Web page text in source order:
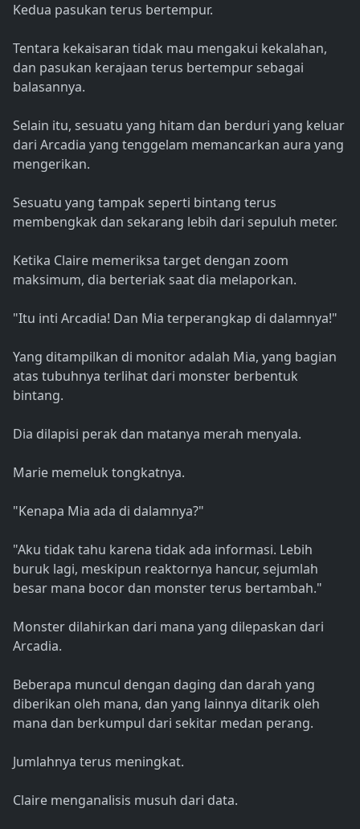
Kedua pasukan terus bertempur.
Tentara kekaisaran tidak mau mengakui kekalahan,
dan pasukan kerajaan terus bertempur sebagai
balasannya.
Selain itu, sesuatu yang hitam dan berduri yang keluar
dari Arcadia yang tenggelam memancarkan aura yang
mengerikan.
Sesuatu yang tampak seperti bintang terus
membengkak dan sekarang lebih dari sepuluh meter.
Ketika Claire memeriksa target dengan zoom
maksimum, dia berteriak saat dia melaporkan.
"Itu inti Arcadia! Dan Mia terperangkap di dalamnya!"
Yang ditampilkan di monitor adalah Mia, yang bagian
atas tubuhnya terlihat dari monster berbentuk
bintang.
Dia dilapisi perak dan matanya merah menyala.
Marie memeluk tongkatnya.
"Kenapa Mia ada di dalamnya?"
"Aku tidak tahu karena tidak ada informasi. Lebih
buruk lagi, meskipun reaktornya hancur, sejumlah
besar mana bocor dan monster terus bertambah."
Monster dilahirkan dari mana yang dilepaskan dari
Arcadia.
Beberapa muncul dengan daging dan darah yang
diberikan oleh mana, dan yang lainnya ditarik oleh
mana dan berkumpul dari sekitar medan perang.
Jumlahnya terus meningkat.
Claire menganalisis musuh dari data.